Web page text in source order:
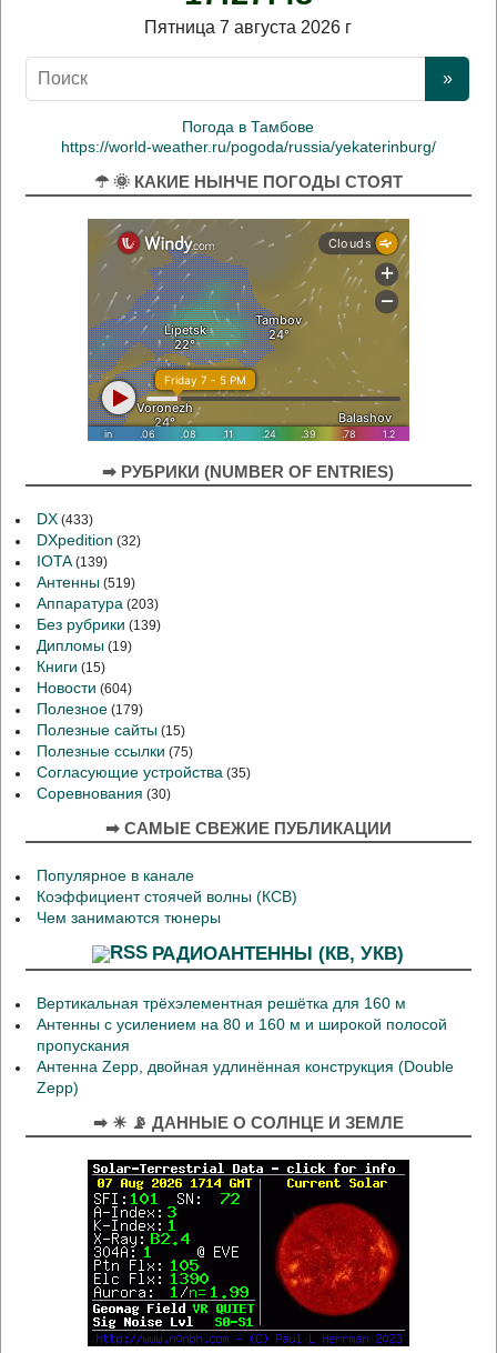
Пятница 7 августа 2026 г
Погода в Тамбове
https://world-weather.ru/pogoda/russia/yekaterinburg/
☂ 🌞 КАКИЕ НЫНЧЕ ПОГОДЫ СТОЯТ
➡ РУБРИКИ (NUMBER OF ENTRIES)
DX (433)
DXpedition (32)
IOTA(139)
Антенны (519)
Аппаратура (203)
Без рубрики (139)
Дипломы (19)
Книги (15)
Новости (604)
Полезное (179)
Полезные сайты (15)
Полезные ссылки (75)
Согласующие устройства (35)
Соревнования (30)
➡ САМЫЕ СВЕЖИЕ ПУБЛИКАЦИИ
Популярное в канале
Коэффициент стоячей волны (КСВ)
Чем занимаются тюнеры
РАДИОАНТЕННЫ (КВ, УКВ)
Вертикальная трёхэлементная решётка для 160 м
Антенны с усилением на 80 и 160 м и широкой полосой
пропускания
Антенна Zepp, двойная удлинённая конструкция (Double
Zepp)
➡ ☀ 📡 ДАННЫЕ О СОЛНЦЕ И ЗЕМЛЕ